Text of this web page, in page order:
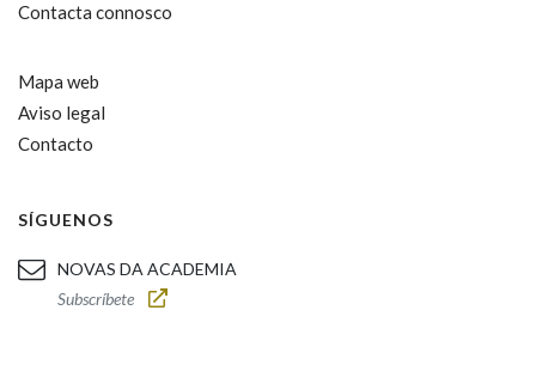
Contacta connosco
Mapa web
Aviso legal
Contacto
SÍGUENOS
NOVAS DA ACADEMIA
Subscríbete